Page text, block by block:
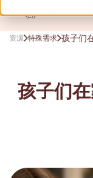
资源 特殊需求 孩子们
孩子们